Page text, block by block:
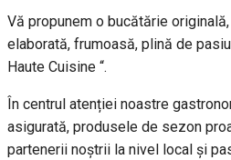
Vă propunem o bucătărie
elaborată, frumoasă, plină de
Haute Cuisine “.
În centrul atenției noastre
asigurată, produsele de sezon
partenerii noștrii la nivel local și